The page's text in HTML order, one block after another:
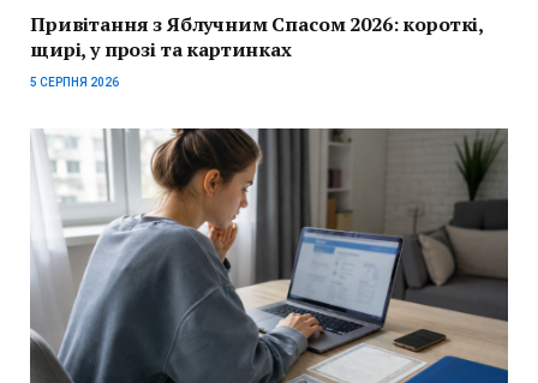
Привітання з Яблучним Спасом 2026: короткі,
щирі, у прозі та картинках
5 СЕРПНЯ 2026